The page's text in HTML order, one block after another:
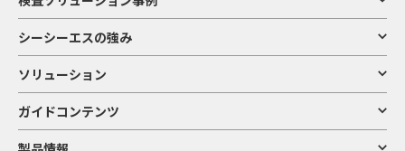
シーシーエスの強み
ソリューション
ガイドコンテンツ